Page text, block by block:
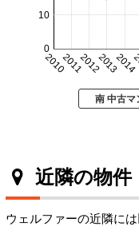
20102011201220132014
0
10
南 中古マ
近隣の物件
ウェルファーの近隣に